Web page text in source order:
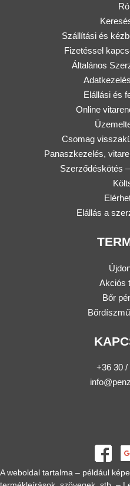
Szállítási és
Fizetéssel
Általános
Elállási és
Online
Csomag
Panaszkezelés,
Szerződéskötés
Elállás a
Akciós
Bőr
+36 30 /
A weboldal tartalma – például